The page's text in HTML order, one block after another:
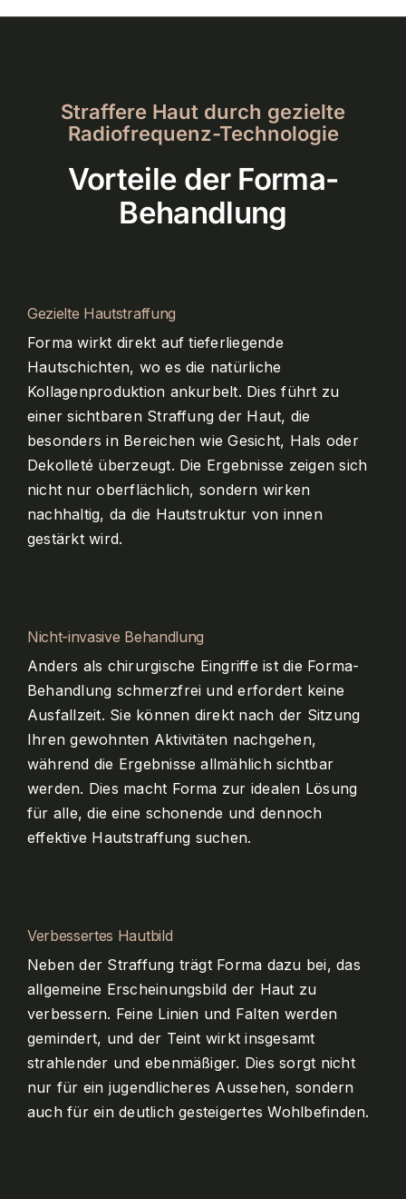
Straffere Haut durch gezielte
Radiofrequenz-Technologie
Vorteile der Forma-
Behandlung
Gezielte Hautstraffung
Forma wirkt direkt auf tieferliegende
Hautschichten, wo es die natürliche
Kollagenproduktion ankurbelt. Dies führt zu
einer sichtbaren Straffung der Haut, die
besonders in Bereichen wie Gesicht, Hals oder
Dekolleté überzeugt. Die Ergebnisse zeigen sich
nicht nur oberflächlich, sondern wirken
nachhaltig, da die Hautstruktur von innen
gestärkt wird.
Nicht-invasive Behandlung
Anders als chirurgische Eingriffe ist die Forma-
Behandlung schmerzfrei und erfordert keine
Ausfallzeit. Sie können direkt nach der Sitzung
Ihren gewohnten Aktivitäten nachgehen,
während die Ergebnisse allmählich sichtbar
werden. Dies macht Forma zur idealen Lösung
für alle, die eine schonende und dennoch
effektive Hautstraffung suchen.
Verbessertes Hautbild
Neben der Straffung trägt Forma dazu bei, das
allgemeine Erscheinungsbild der Haut zu
verbessern. Feine Linien und Falten werden
gemindert, und der Teint wirkt insgesamt
strahlender und ebenmäßiger. Dies sorgt nicht
nur für ein jugendlicheres Aussehen, sondern
auch für ein deutlich gesteigertes Wohlbefinden.